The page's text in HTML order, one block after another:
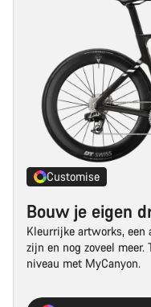
Customise
Bouw je eigen
Kleurrijke artworks, een
zijn en nog zoveel meer.
niveau met MyCanyon.